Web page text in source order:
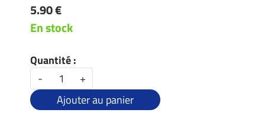
5.90 €
En stock
Quantité :
-
+
Ajouter au panier